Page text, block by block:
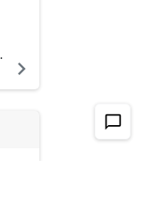
navigate_next
chat_bubble_outline